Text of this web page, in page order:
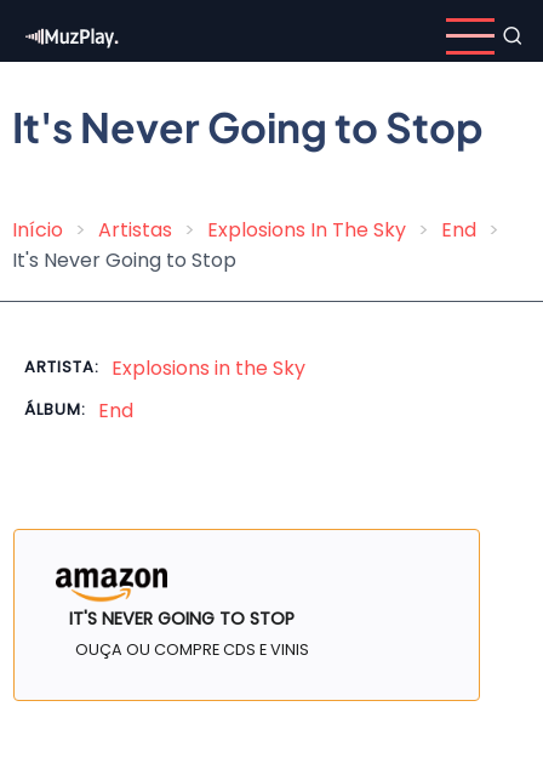
para
conteúdo
principal
It's Never Going to Stop
Trilha
Início Artistas Explosions In The Sky
End
It's Never Going to Stop
ARTISTA: Explosions in the Sky
ÁLBUM: End
IT'S NEVER GOING TO STOP
OUÇA OU COMPRE CDS E VINIS